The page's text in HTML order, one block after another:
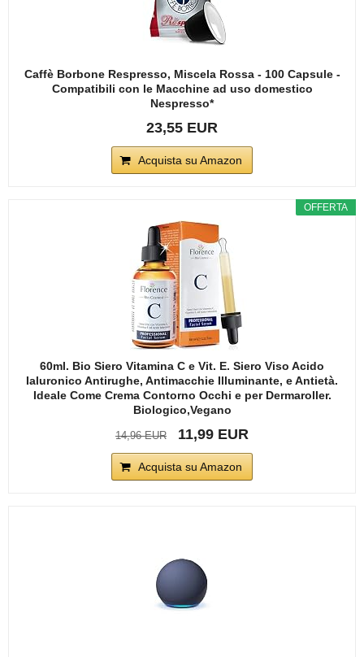
Caffè Borbone Respresso, Miscela Rossa - 100 Capsule -
Compatibili con le Macchine ad uso domestico
Nespresso*
23,55 EUR
Acquista su Amazon
OFFERTA
60ml. Bio Siero Vitamina C e Vit. E. Siero Viso Acido
Ialuronico Antirughe, Antimacchie Illuminante, e Antietà.
Ideale Come Crema Contorno Occhi e per Dermaroller.
Biologico,Vegano
14,96 EUR 11,99 EUR
Acquista su Amazon